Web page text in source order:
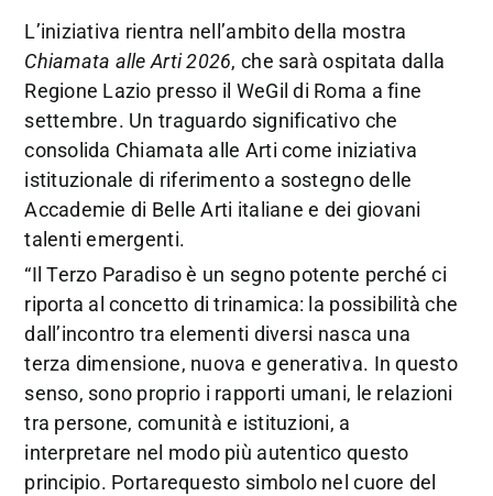
L’iniziativa rientra nell’ambito della mostra
Chiamata alle Arti 2026, che sarà ospitata dalla
Regione Lazio presso il WeGil di Roma a fine
settembre. Un traguardo significativo che
consolida Chiamata alle Arti come iniziativa
istituzionale di riferimento a sostegno delle
Accademie di Belle Arti italiane e dei giovani
talenti emergenti.
“Il Terzo Paradiso è un segno potente perché ci
riporta al concetto di trinamica: la possibilità che
dall’incontro tra elementi diversi nasca una
terza dimensione, nuova e generativa. In questo
senso, sono proprio i rapporti umani, le relazioni
tra persone, comunità e istituzioni, a
interpretare nel modo più autentico questo
principio. Portarequesto simbolo nel cuore del